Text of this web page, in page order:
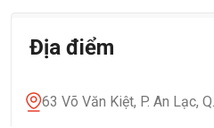
Địa điểm
63 Võ Văn Kiệt, P. An Lạc,